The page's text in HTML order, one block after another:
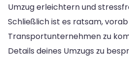
Umzug erleichtern und
Schließlich ist es ratsam,
Transportunternehmen zu
Details deines Umzugs zu